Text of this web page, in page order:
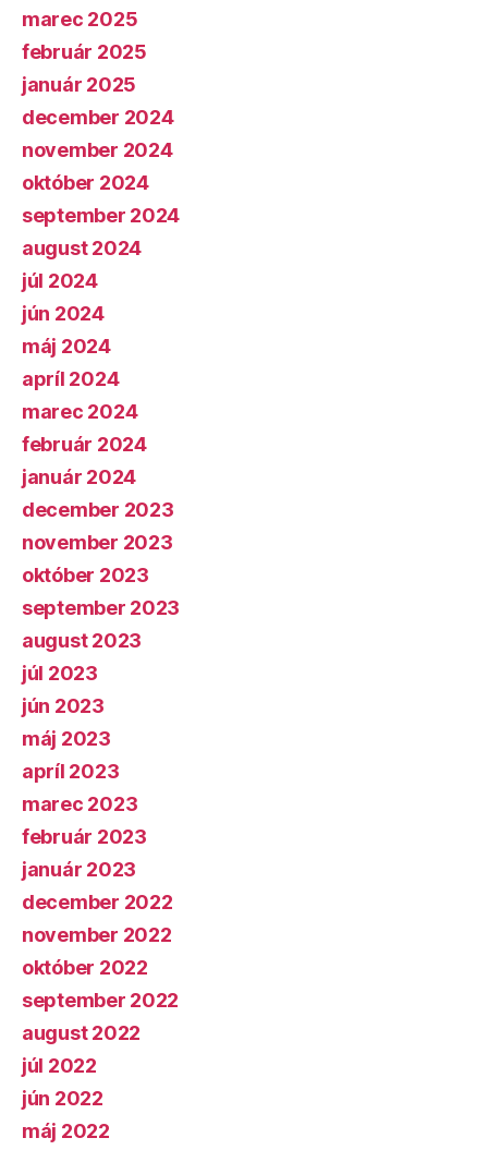
marec 2025
február 2025
január 2025
december 2024
november 2024
október 2024
september 2024
august 2024
júl 2024
jún 2024
máj 2024
apríl 2024
marec 2024
február 2024
január 2024
december 2023
november 2023
október 2023
september 2023
august 2023
júl 2023
jún 2023
máj 2023
apríl 2023
marec 2023
február 2023
január 2023
december 2022
november 2022
október 2022
september 2022
august 2022
júl 2022
jún 2022
máj 2022